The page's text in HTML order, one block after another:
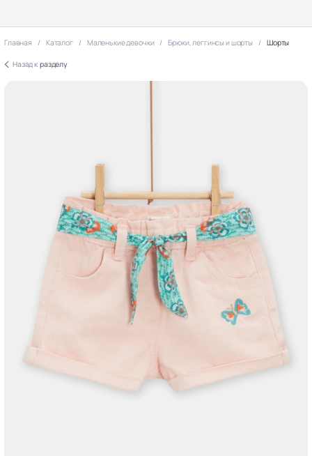
Главная Каталог Маленькие девочки Брюки, леггинсы и шорты Шорты
Назад к разделу